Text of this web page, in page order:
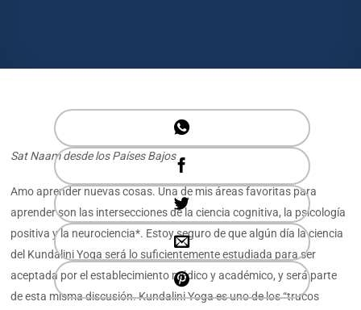
Sat Naam desde los Países Bajos
Amo aprender nuevas cosas. Una de mis áreas favoritas para
aprender son las intersecciones de la ciencia cognitiva, la psicología
positiva y la neurociencia*. Estoy seguro de que algún día la ciencia
del Kundalini Yoga será lo suficientemente estudiada para ser
aceptada por el establecimiento médico y académico, y será parte
de esta misma discusión. Kundalini Yoga es uno de los “trucos